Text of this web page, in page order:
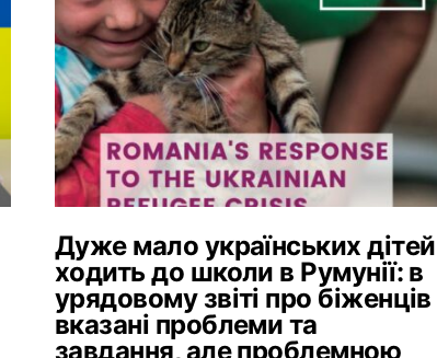
Дуже мало українських дітей
ходить до школи в Румунії: в
урядовому звіті про біженців
вказані проблеми та
завдання, але проблемною